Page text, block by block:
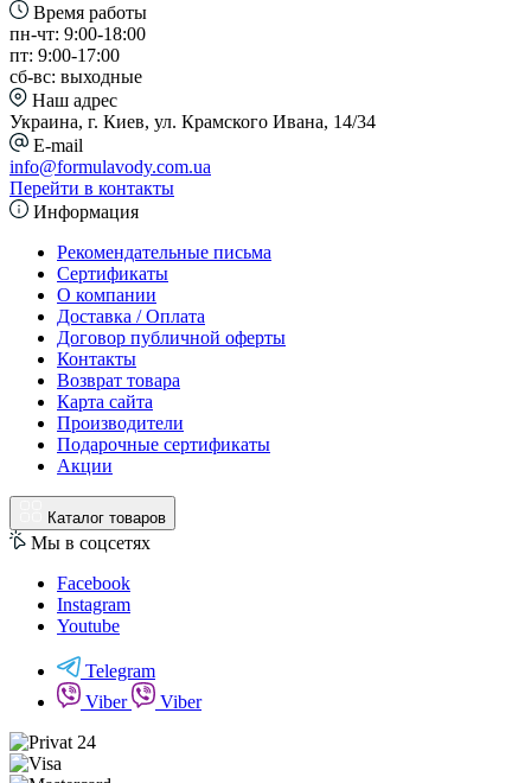
Время работы
пн-чт: 9:00-18:00
пт: 9:00-17:00
сб-вс: выходные
Наш адрес
Украина, г. Киев, ул. Крамского Ивана, 14/34
E-mail
info@formulavody.com.ua
Перейти в контакты
Информация
Рекомендательные письма
Сертификаты
О компании
Доставка / Оплата
Договор публичной оферты
Контакты
Возврат товара
Карта сайта
Производители
Подарочные сертификаты
Акции
Каталог товаров
Мы в соцсетях
Facebook
Instagram
Youtube
Telegram
Viber
Viber